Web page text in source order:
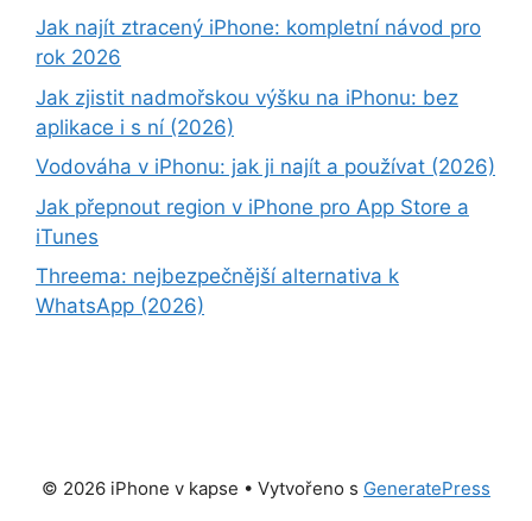
Jak najít ztracený iPhone: kompletní návod pro
rok 2026
Jak zjistit nadmořskou výšku na iPhonu: bez
aplikace i s ní (2026)
Vodováha v iPhonu: jak ji najít a používat (2026)
Jak přepnout region v iPhone pro App Store a
iTunes
Threema: nejbezpečnější alternativa k
WhatsApp (2026)
© 2026 iPhone v kapse • Vytvořeno s GeneratePress